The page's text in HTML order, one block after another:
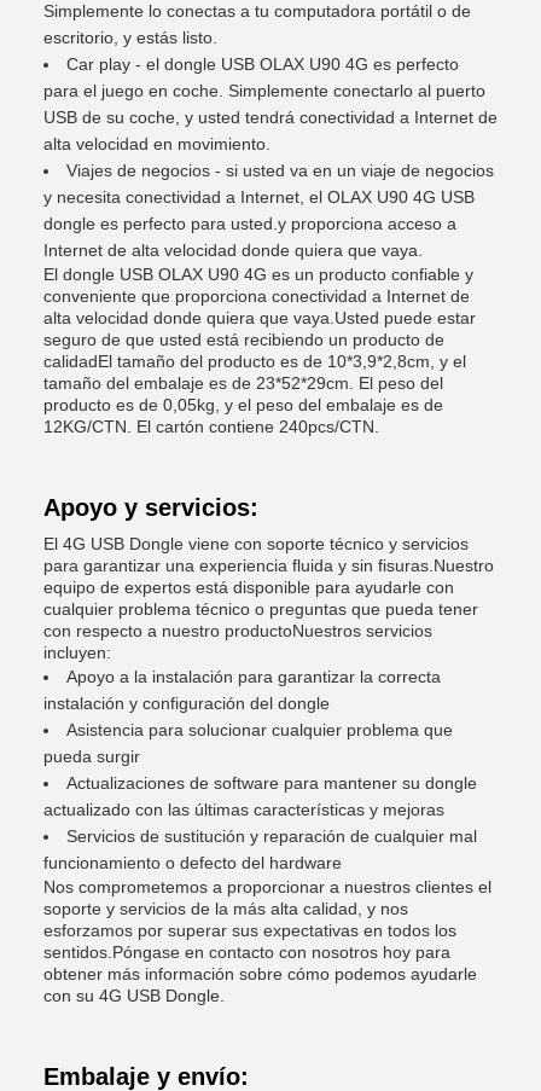
Simplemente lo conectas a tu computadora portátil o de
escritorio, y estás listo.
Car play - el dongle USB OLAX U90 4G es perfecto
para el juego en coche. Simplemente conectarlo al puerto
USB de su coche, y usted tendrá conectividad a Internet de
alta velocidad en movimiento.
Viajes de negocios - si usted va en un viaje de negocios
y necesita conectividad a Internet, el OLAX U90 4G USB
dongle es perfecto para usted.y proporciona acceso a
Internet de alta velocidad donde quiera que vaya.
El dongle USB OLAX U90 4G es un producto confiable y
conveniente que proporciona conectividad a Internet de
alta velocidad donde quiera que vaya.Usted puede estar
seguro de que usted está recibiendo un producto de
calidadEl tamaño del producto es de 10*3,9*2,8cm, y el
tamaño del embalaje es de 23*52*29cm. El peso del
producto es de 0,05kg, y el peso del embalaje es de
12KG/CTN. El cartón contiene 240pcs/CTN.
Apoyo y servicios:
El 4G USB Dongle viene con soporte técnico y servicios
para garantizar una experiencia fluida y sin fisuras.Nuestro
equipo de expertos está disponible para ayudarle con
cualquier problema técnico o preguntas que pueda tener
con respecto a nuestro productoNuestros servicios
incluyen:
Apoyo a la instalación para garantizar la correcta
instalación y configuración del dongle
Asistencia para solucionar cualquier problema que
pueda surgir
Actualizaciones de software para mantener su dongle
actualizado con las últimas características y mejoras
Servicios de sustitución y reparación de cualquier mal
funcionamiento o defecto del hardware
Nos comprometemos a proporcionar a nuestros clientes el
soporte y servicios de la más alta calidad, y nos
esforzamos por superar sus expectativas en todos los
sentidos.Póngase en contacto con nosotros hoy para
obtener más información sobre cómo podemos ayudarle
con su 4G USB Dongle.
Embalaje y envío: